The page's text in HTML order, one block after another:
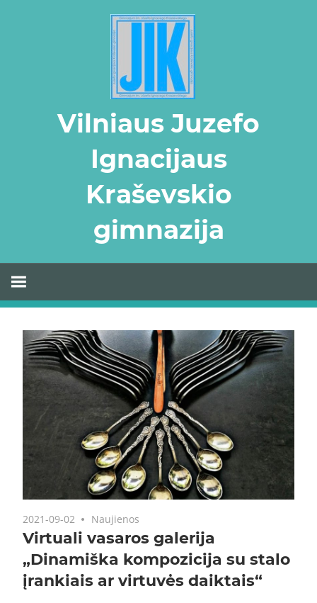
Vilniaus Juzefo
Ignacijaus
Kraševskio
gimnazija
2021-09-02 Naujienos
Virtuali vasaros galerija
„Dinamiška kompozicija su stalo
įrankiais ar virtuvės daiktais“